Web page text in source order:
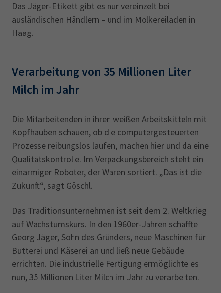
Das Jäger-Etikett gibt es nur vereinzelt bei
ausländischen Händlern – und im Molkereiladen in
Haag.
Verarbeitung von 35 Millionen Liter
Milch im Jahr
Die Mitarbeitenden in ihren weißen Arbeitskitteln mit
Kopfhauben schauen, ob die computergesteuerten
Prozesse reibungslos laufen, machen hier und da eine
Qualitätskontrolle. Im Verpackungsbereich steht ein
einarmiger Roboter, der Waren sortiert. „Das ist die
Zukunft“, sagt Göschl.
Das Traditionsunternehmen ist seit dem 2. Weltkrieg
auf Wachstumskurs. In den 1960er-Jahren schaffte
Georg Jäger, Sohn des Gründers, neue Maschinen für
Butterei und Käserei an und ließ neue Gebäude
errichten. Die industrielle Fertigung ermöglichte es
nun, 35 Millionen Liter Milch im Jahr zu verarbeiten.